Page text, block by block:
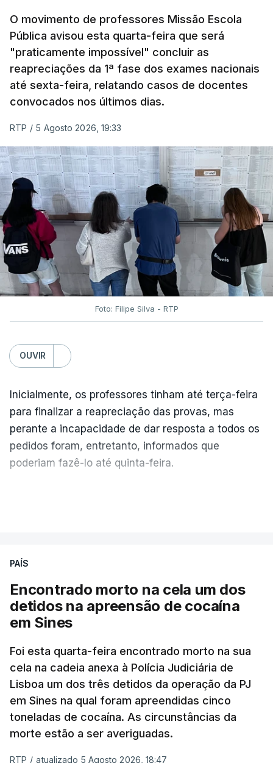
O movimento de professores Missão Escola
Pública avisou esta quarta-feira que será
"praticamente impossível" concluir as
reapreciações da 1ª fase dos exames nacionais
até sexta-feira, relatando casos de docentes
convocados nos últimos dias.
RTP / 5 Agosto 2026, 19:33
Foto: Filipe Silva - RTP
OUVIR
Inicialmente, os professores tinham até terça-feira
para finalizar a reapreciação das provas, mas
perante a incapacidade de dar resposta a todos os
pedidos foram, entretanto, informados que
poderiam fazê-lo até quinta-feira.
No domingo, estavam concluídos cerca de 50 por
cento dos mais de 20 mil pedidos de reapreciação,
mas Cristina Mota, porta-voz da Missão Escola
Pública, tem dúvidas de que o processo esteja
"Durante o fim de semana e nos últimos dias,
apercebamo-nos que ainda estão a ser
convocados professores para reapreciações"
disse a professora à agência Lusa."Será
praticamente impossível termos a totalidade
PAÍS
Encontrado morto na cela um dos
detidos na apreensão de cocaína
em Sines
Foi esta quarta-feira encontrado morto na sua
cela na cadeia anexa à Polícia Judiciária de
Lisboa um dos três detidos da operação da PJ
em Sines na qual foram apreendidas cinco
toneladas de cocaína. As circunstâncias da
morte estão a ser averiguadas.
RTP / atualizado 5 Agosto 2026, 18:47